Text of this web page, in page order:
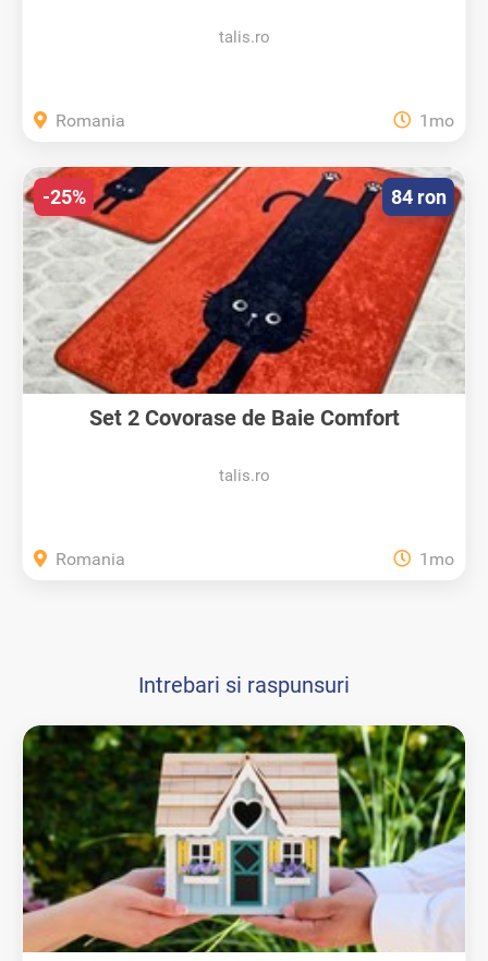
talis.ro
Romania 1mo
Set 2 Covorase de Baie Comfort
talis.ro
84 ron
-25%
Romania 1mo
Intrebari si raspunsuri